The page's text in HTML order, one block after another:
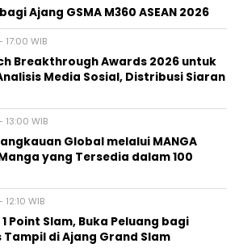
Ajang GSMA M360 ASEAN 2026
WIB
Breakthrough Awards 2026 untuk
Media Sosial, Distribusi Siaran
WIB
Global melalui MANGA
yang Tersedia dalam 100
WIB
Point Slam, Buka Peluang bagi
di Ajang Grand Slam